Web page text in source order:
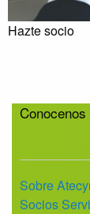
Hazte socio
Conocenos
Sobre
Socios